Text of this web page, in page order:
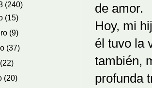
de amor.
Hoy, mi
él tuvo la
también,
profunda
(240)
(15)
(9)
(37)
(22)
(20)